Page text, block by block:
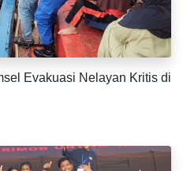
Evakuasi Nelayan Kritis di